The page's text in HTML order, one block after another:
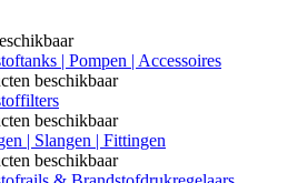
| Pompen | Accessoires
beschikbaar
beschikbaar
| Slangen | Fittingen
beschikbaar